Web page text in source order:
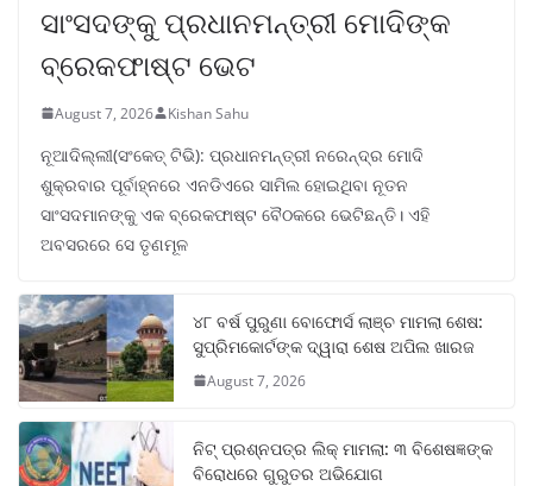
ସାଂସଦଙ୍କୁ ପ୍ରଧାନମନ୍ତ୍ରୀ ମୋଦିଙ୍କ
ବ୍ରେକଫାଷ୍ଟ ଭେଟ
August 7, 2026 Kishan Sahu
ନୂଆଦିଲ୍ଲୀ(ସଂକେତ୍ ଟିଭି): ପ୍ରଧାନମନ୍ତ୍ରୀ ନରେନ୍ଦ୍ର ମୋଦି
ଶୁକ୍ରବାର ପୂର୍ବାହ୍ନରେ ଏନଡିଏରେ ସାମିଲ ହୋଇଥିବା ନୂତନ
ସାଂସଦମାନଙ୍କୁ ଏକ ବ୍ରେକଫାଷ୍ଟ ବୈଠକରେ ଭେଟିଛନ୍ତି। ଏହି
ଅବସରରେ ସେ ତୃଣମୂଳ
୪୮ ବର୍ଷ ପୁରୁଣା ବୋଫୋର୍ସ ଲାଞ୍ଚ ମାମଲା ଶେଷ:
ସୁପ୍ରିମକୋର୍ଟଙ୍କ ଦ୍ୱାରା ଶେଷ ଅପିଲ ଖାରଜ
August 7, 2026
ନିଟ୍ ପ୍ରଶ୍ନପତ୍ର ଲିକ୍ ମାମଲା: ୩ ବିଶେଷଜ୍ଞଙ୍କ
ବିରୋଧରେ ଗୁରୁତର ଅଭିଯୋଗ